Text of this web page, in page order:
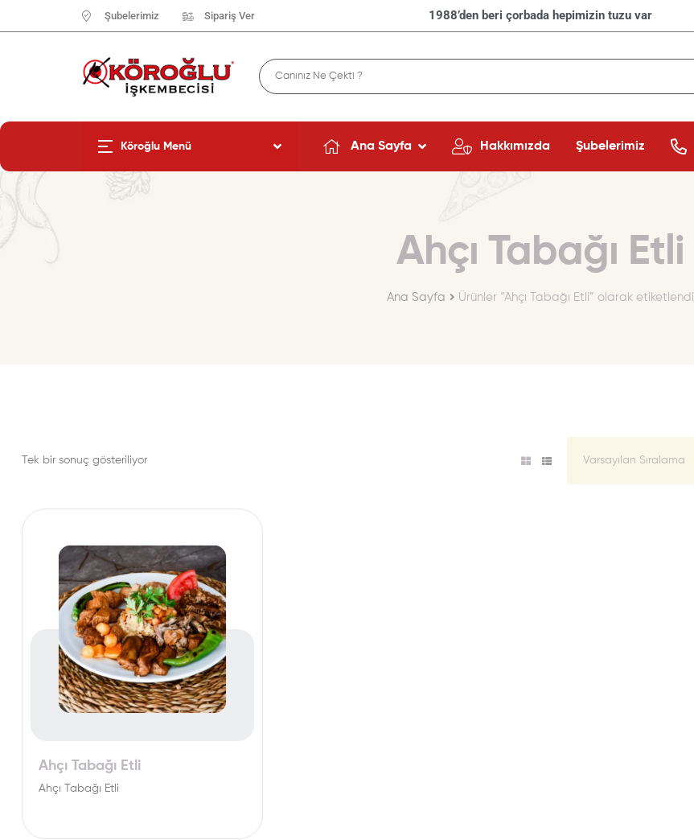
Şubelerimiz Sipariş Ver 1988’den beri çorbada hepimizin tuzu var
Köroğlu Menü Ana Sayfa Hakkımızda Şubelerimiz
Ahçı Tabağı Etli
Ana Sayfa Ürünler “Ahçı Tabağı Etli” olarak etiketlendi
Tek bir sonuç gösteriliyor
Ahçı Tabağı Etli
Ahçı Tabağı Etli